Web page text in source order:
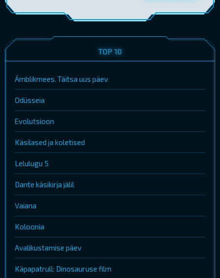
TOP 10
Ämblikmees. Täitsa uus päev
Odüsseia
Evolutsioon
Käsilased ja koletised
Lelulugu 5
Dante käsikirja jälil
Vaiana
Koloonia
Avalikustamise päev
Käpapatrull: Dinosauruse film